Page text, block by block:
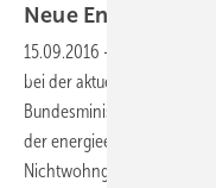
Neue EnEV wohl
15.09.2016 -
bei der aktuellen EnEV-
Bundesministerium für
der
Nichtwohngebäude nicht